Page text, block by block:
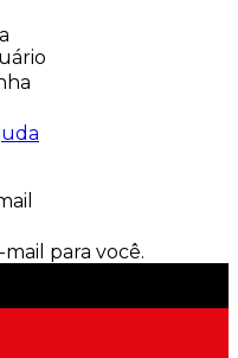
para você.